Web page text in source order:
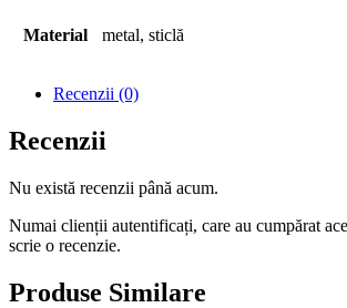
Material metal, sticlă
Recenzii (0)
Recenzii
Nu există recenzii până acum.
Numai clienții autentificați, care au cumpărat
scrie o recenzie.
Produse Similare